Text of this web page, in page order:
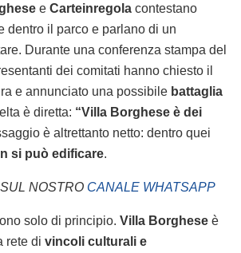
e Carteinregola contestano
dentro il parco e parlano di un
Durante una conferenza stampa del
dei comitati hanno chiesto il
e annunciato una possibile battaglia
è diretta: “Villa Borghese è dei
è altrettanto netto: dentro quei
si può edificare.
NOSTRO CANALE WHATSAPP
solo di principio. Villa Borghese è
rete di vincoli culturali e